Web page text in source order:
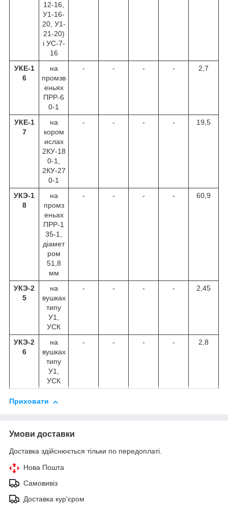
12-16,
У1-16-
20, У1-
21-20)
і УС-7-
16
УКЕ-1
6
на
промзв
еньях
ПРР-6
0-1
- - - - 2,7
УКЕ-1
7
на
кором
ислах
2КУ-18
0-1,
2КУ-27
0-1
- - - - 19,5
УКЭ-1
8
на
промз
еньах
ПРР-1
35-1,
діамет
ром
51,8
мм
- - - - 60,9
УКЭ-2
5
на
вушках
типу
У1,
УСК
- - - - 2,45
УКЭ-2
6
на
вушках
типу
У1,
УСК
- - - - 2,8
Приховати
Умови доставки
Доставка здійснюється тільки по передоплаті.
Нова Пошта
Самовивіз
Доставка кур'єром